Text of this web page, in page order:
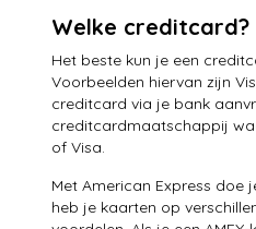
Welke creditcard?
Het beste kun je een
Voorbeelden hiervan zijn
creditcard via je bank
creditcardmaatschappij
of Visa.
Met American Express doe
heb je kaarten op